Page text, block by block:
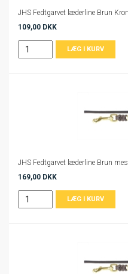
JHS Fedtgarvet læderline Brun
109,00 DKK
JHS Fedtgarvet læderline Brun
169,00 DKK